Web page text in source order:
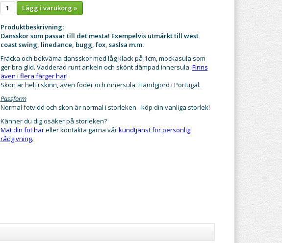
Lägg i varukorg »
Produktbeskrivning:
Dansskor som passar till det mesta! Exempelvis utmärkt till west
coast swing, linedance, bugg, fox, saslsa m.m.
Fräcka och bekväma dansskor med låg klack på 1cm, mockasula som
ger bra glid. Vadderad runt ankeln och skönt dämpad innersula. Finns
även i flera färger här!
Skon är helt i skinn, även foder och innersula. Handgjord i Portugal.
Passform
Normal fotvidd och skon är normal i storleken - köp din vanliga storlek!
Känner du dig osäker på storleken?
Mät din fot häreller kontakta gärna vårkundtjänst för personlig
rådgivning.